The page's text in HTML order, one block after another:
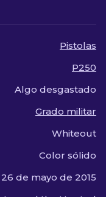
Pistolas
P250
Algo desgastado
Grado militar
Whiteout
Color sólido
26 de mayo de 2015